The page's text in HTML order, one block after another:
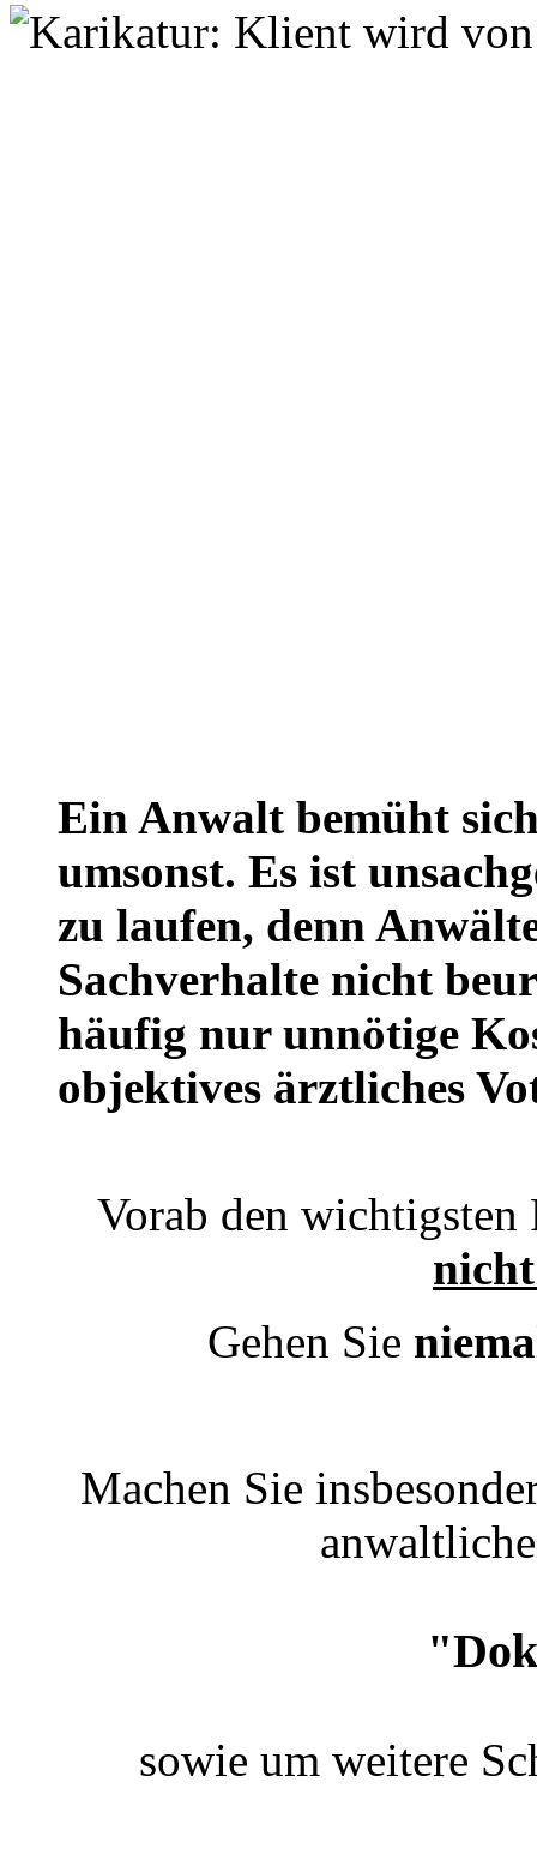
Ein Anwalt bemüht
umsonst. Es ist
zu laufen, denn
Sachverhalte nicht
häufig nur unnötige
objektives ärztliches
Vorab den wichtigsten
Gehen Sie
Machen Sie
sowie um weitere